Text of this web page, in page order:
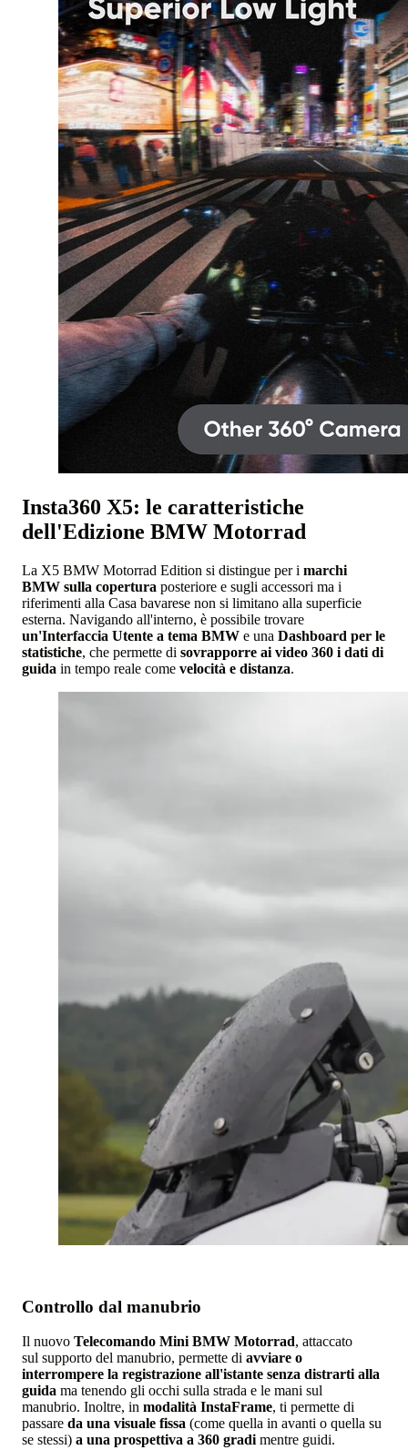
Insta360 X5: le caratteristiche
dell'Edizione BMW Motorrad
La X5 BMW Motorrad Edition si distingue per i marchi
BMW sulla copertura posteriore e sugli accessori ma i
riferimenti alla Casa bavarese non si limitano alla superficie
esterna. Navigando all'interno, è possibile trovare
un'Interfaccia Utente a tema BMW e una Dashboard per le
statistiche, che permette di sovrapporre ai video 360 i dati di
guida in tempo reale come velocità e distanza.
Controllo dal manubrio
Il nuovo Telecomando Mini BMW Motorrad, attaccato
sul supporto del manubrio, permette di avviare o
interrompere la registrazione all'istante senza distrarti alla
guida ma tenendo gli occhi sulla strada e le mani sul
manubrio. Inoltre, in modalità InstaFrame, ti permette di
passare da una visuale fissa (come quella in avanti o quella su
se stessi) a una prospettiva a 360 gradi mentre guidi.